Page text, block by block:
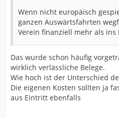
Wenn nicht europäisch
ganzen Auswärtsfahrten
Verein finanziell mehr als
Das wurde schon häufig
wirklich verlässliche Belege.
Wie hoch ist der Unterschied
Die eigenen Kosten sollten ja
aus Eintritt ebenfalls